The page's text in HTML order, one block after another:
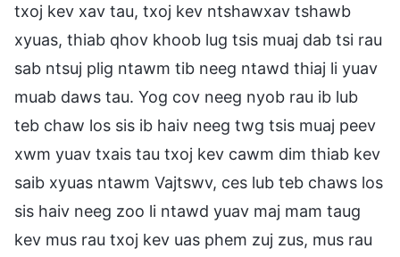
txoj kev xav tau, txoj kev ntshawxav tshawb
xyuas, thiab qhov khoob lug tsis muaj dab tsi rau
sab ntsuj plig ntawm tib neeg ntawd thiaj li yuav
muab daws tau. Yog cov neeg nyob rau ib lub
teb chaw los sis ib haiv neeg twg tsis muaj peev
xwm yuav txais tau txoj kev cawm dim thiab kev
saib xyuas ntawm Vajtswv, ces lub teb chaws los
sis haiv neeg zoo li ntawd yuav maj mam taug
kev mus rau txoj kev uas phem zuj zus, mus rau